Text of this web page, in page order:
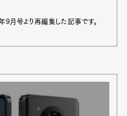
月号より再編集した記事です。